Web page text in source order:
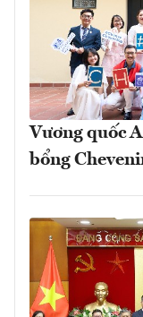
Vương quốc
bổng